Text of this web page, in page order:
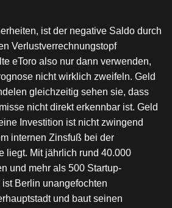
ist der negative Saldo durch
Verlustverrechnungstopf
eToro also nur dann verwenden,
nicht wirklich zweifeln. Geld
gleichzeitig sehen sie, dass
nicht direkt erkennbar ist. Geld
Investition ist nicht zwingend
internen Zinsfuß bei der
liegt. Mit jährlich rund 40.000
und mehr als 500 Startup-
Berlin unangefochten
und baut seinen